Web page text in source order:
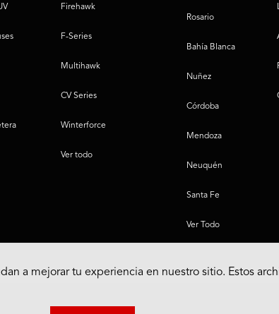
Firehawk
F-Series
Multihawk
CV Series
Winterforce
Ver todo
Rosario
Bahía Blanca
Nuñez
Córdoba
Mendoza
Neuquén
Santa Fe
Ver Todo
a mejorar tu experiencia en nuestro sitio. Estos